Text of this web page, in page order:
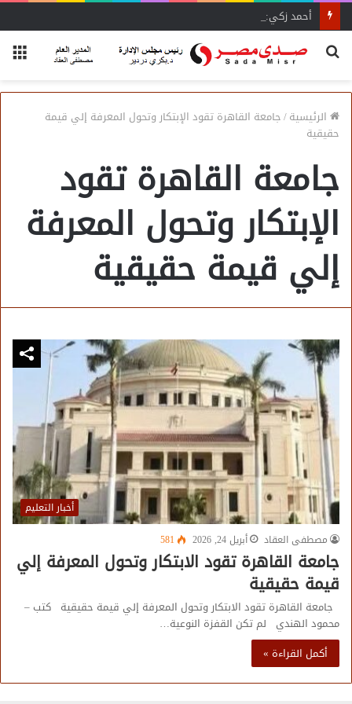
أحمد زكي: مبادرة “مصر تنطلق بالتصدير”
بحث
الرئيسية/جامعة القاهرة تقود الإبتكار وتحول المعرفة إلي قيمة
حقيقية
جامعة القاهرة تقود
الإبتكار وتحول المعرفة
إلي قيمة حقيقية
أخبار التعليم
مصطفى العقاد
أبريل 24, 2026 581
جامعة القاهرة تقود الابتكار وتحول المعرفة إلي
قيمة حقيقية
جامعة القاهرة تقود الابتكار وتحول المعرفة إلي قيمة حقيقية كتب –
محمود الهندي لم تكن القفزة النوعية…
أكمل القراءة »